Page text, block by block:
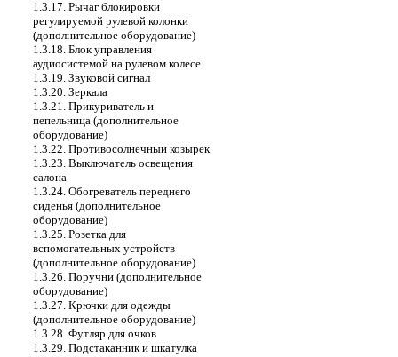
1.3.17. Рычаг блокировки
регулируемой рулевой колонки
(дополнительное оборудование)
1.3.18. Блок управления
аудиосистемой на рулевом колесе
1.3.19. Звуковой сигнал
1.3.20. Зеркала
1.3.21. Прикуриватель и
пепельница (дополнительное
оборудование)
1.3.22. Противосолнечныи козырек
1.3.23. Выключатель освещения
салона
1.3.24. Обогреватель переднего
сиденья (дополнительное
оборудование)
1.3.25. Розетка для
вспомогательных устройств
(дополнительное оборудование)
1.3.26. Поручни (дополнительное
оборудование)
1.3.27. Крючки для одежды
(дополнительное оборудование)
1.3.28. Футляр для очков
1.3.29. Подстаканник и шкатулка